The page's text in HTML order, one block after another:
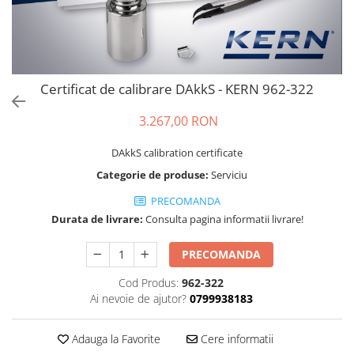
Cantare de banc
Cantare de numarare
Cantare drive-through
Cantare pentru paleti
Punti de cantarire
Cantare medicale
Cantare bebelusi
scaune cu rotile
Cantare cu scaun
Cantare de baie
Dinamometre de mana
Certificat de calibrare DAkkS - KERN 962-322
3.267,00 RON
DAkkS calibration certificate
Categorie de produse: Serviciu
PRECOMANDA
Durata de livrare: Consulta pagina informatii livrare!
PRECOMANDA
Cod Produs: 962-322
Ai nevoie de ajutor? 0799938183
Adauga la Favorite Cere informatii